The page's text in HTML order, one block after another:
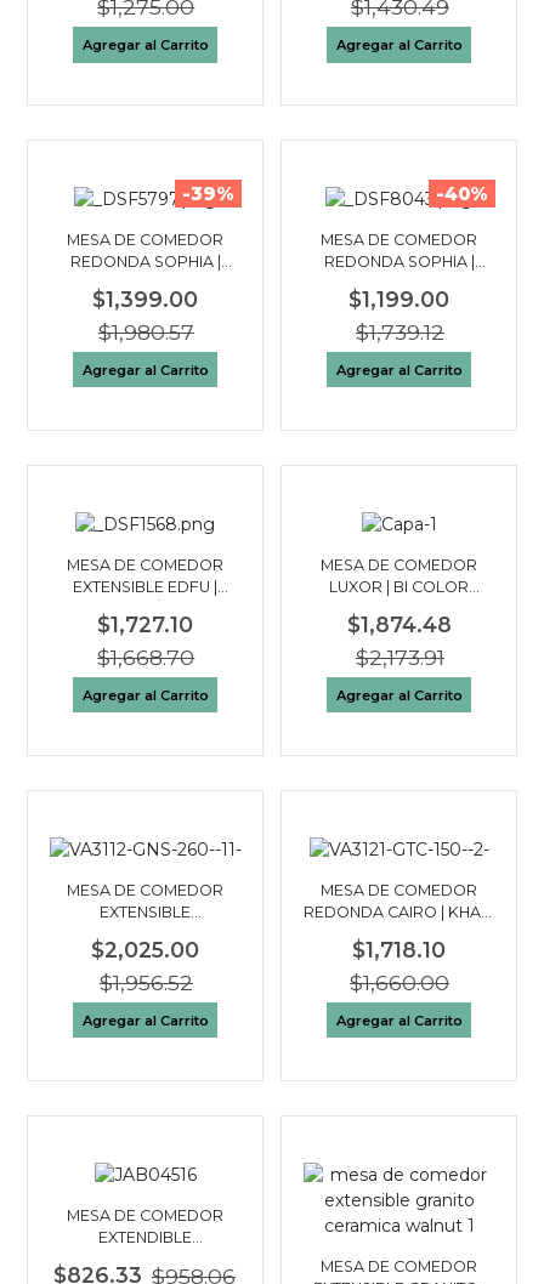
$1,275.00
Agregar al Carrito
$1,430.49
Agregar al Carrito
-39%
MESA DE COMEDOR
REDONDA SOPHIA |
$1,399.00
$1,980.57
Agregar al Carrito
-40%
MESA DE COMEDOR
REDONDA SOPHIA |
MADERA CLARO
$1,199.00
$1,739.12
Agregar al Carrito
MESA DE COMEDOR
EXTENSIBLE EDFU |
CERAMICA / CENIZO
$1,727.10
$1,668.70
Agregar al Carrito
MESA DE COMEDOR
LUXOR | BI COLOR
NEGRO DORADO
$1,874.48
$2,173.91
Agregar al Carrito
MESA DE COMEDOR
EXTENSIBLE
RECTANGULAR GUIZA |
CERAMICA - KHAKI
$2,025.00
$1,956.52
Agregar al Carrito
MESA DE COMEDOR
REDONDA CAIRO | KHAKI
$1,718.10
$1,660.00
Agregar al Carrito
MESA DE COMEDOR
EXTENDIBLE
RECTANGULAR HORUS |
$826.33 $958.06
MESA DE COMEDOR